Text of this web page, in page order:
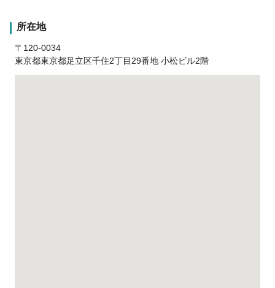
所在地
〒120-0034
東京都東京都足立区千住2丁目29番地 小松ビル2階